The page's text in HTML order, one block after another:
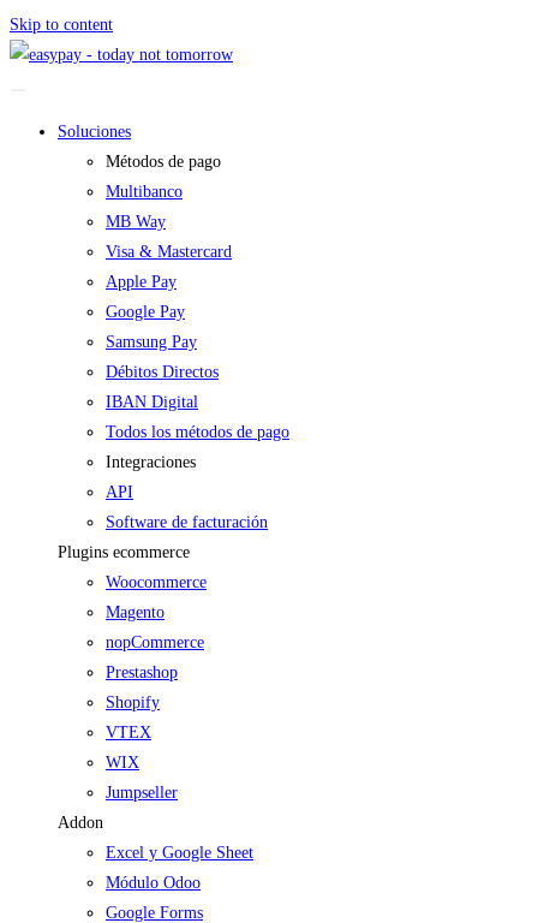
Skip to content
Soluciones
Métodos de pago
Multibanco
MB Way
Visa & Mastercard
Apple Pay
Google Pay
Samsung Pay
Débitos Directos
IBAN Digital
Todos los métodos de pago
Integraciones
API
Software de facturación
Plugins ecommerce
Woocommerce
Magento
nopCommerce
Prestashop
Shopify
VTEX
WIX
Jumpseller
Addon
Excel y Google Sheet
Módulo Odoo
Google Forms